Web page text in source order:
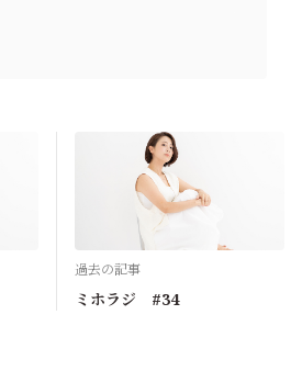
過去の記事
ミホラジ #34